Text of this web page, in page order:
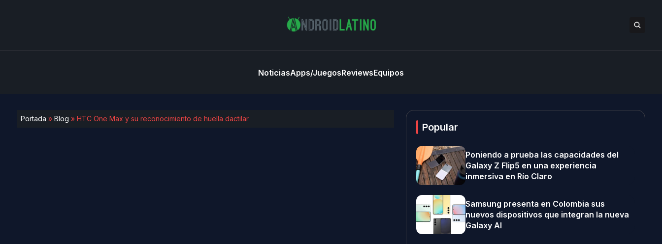
NoticiasApps/JuegosReviewsEquipos
Portada » Blog » HTC One Max y su reconocimiento de huella dactilar
Popular
Poniendo a prueba las capacidades del
Galaxy Z Flip5 en una experiencia
inmersiva en Río Claro
Samsung presenta en Colombia sus
nuevos dispositivos que integran la nueva
Galaxy AI